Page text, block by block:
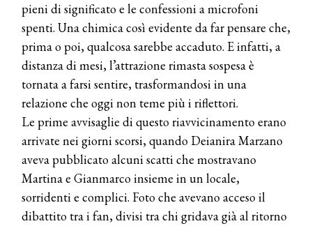
pieni di significato e le confessioni a microfoni
spenti. Una chimica così evidente da far pensare che,
prima o poi, qualcosa sarebbe accaduto. E infatti, a
distanza di mesi, l’attrazione rimasta sospesa è
tornata a farsi sentire, trasformandosi in una
relazione che oggi non teme più i riflettori.
Le prime avvisaglie di questo riavvicinamento erano
arrivate nei giorni scorsi, quando Deianira Marzano
aveva pubblicato alcuni scatti che mostravano
Martina e Gianmarco insieme in un locale,
sorridenti e complici. Foto che avevano acceso il
dibattito tra i fan, divisi tra chi gridava già al ritorno